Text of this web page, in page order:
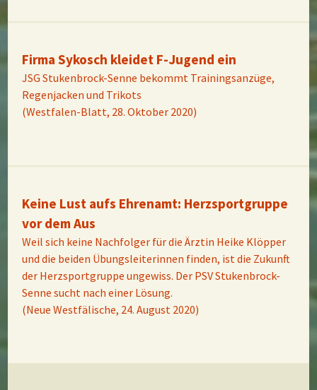
Firma Sykosch kleidet F-Jugend ein
JSG Stukenbrock-Senne bekommt Trainingsanzüge,
Regenjacken und Trikots
(Westfalen-Blatt, 28. Oktober 2020)
Keine Lust aufs Ehrenamt: Herzsportgruppe
vor dem Aus
Weil sich keine Nachfolger für die Ärztin Heike Klöpper
und die beiden Übungsleiterinnen finden, ist die Zukunft
der Herzsportgruppe ungewiss. Der PSV Stukenbrock-
Senne sucht nach einer Lösung.
(Neue Westfälische, 24. August 2020)